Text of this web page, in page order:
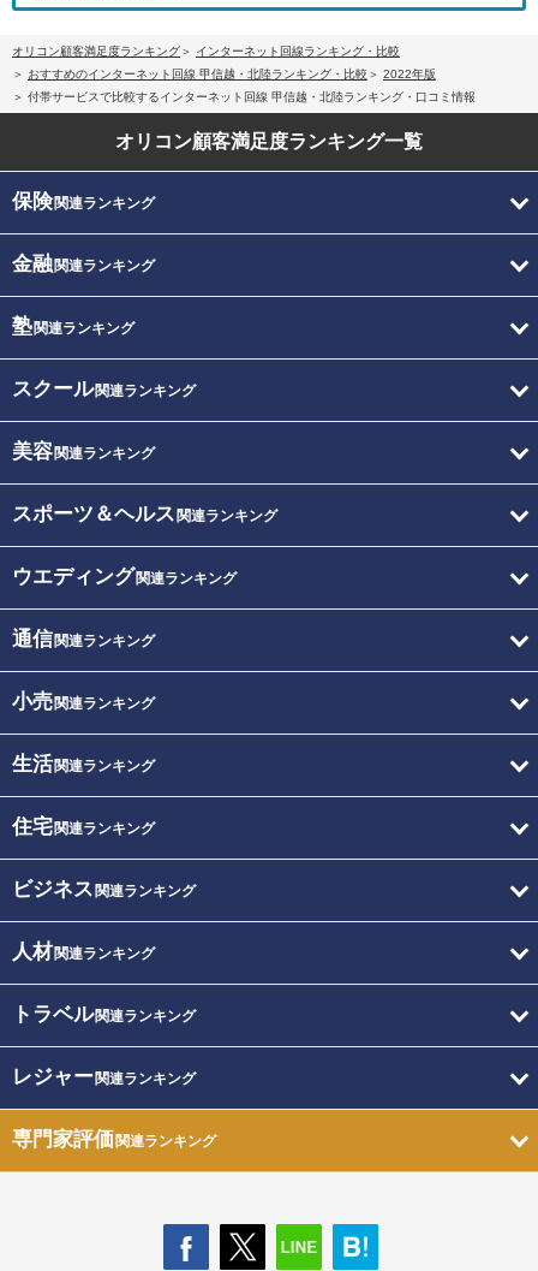
オリコン顧客満足度ランキング
インターネット回線ランキング・比較
おすすめのインターネット回線 甲信越・北陸ランキング・比較
2022年版
付帯サービスで比較するインターネット回線 甲信越・北陸ランキング・口コミ情報
オリコン顧客満足度ランキング一覧
保険関連ランキング
金融関連ランキング
塾関連ランキング
スクール関連ランキング
美容関連ランキング
スポーツ＆ヘルス 関連ランキング
ウエディング関連ランキング
通信関連ランキング
小売関連ランキング
生活関連ランキング
住宅関連ランキング
ビジネス 関連ランキング
人材関連ランキング
トラベル関連ランキング
レジャー関連ランキング
専門家評価関連ランキング